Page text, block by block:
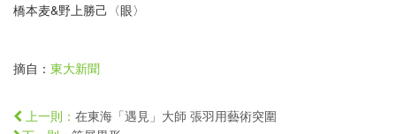
橋本麦&野上勝己〈眼〉
摘自： 東大新聞
上一則： 在東海「遇見」大師 張羽用藝術突圍